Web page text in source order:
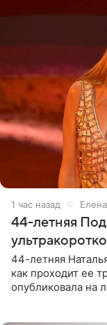
1 час назад
44-летняя
44-летняя
как проходит ее
опубликовала на